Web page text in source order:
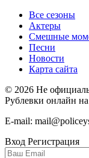
Все сезоны
Актеры
Смешные
Песни
Новости
Карта сайта
© 2026 Не
Рублевки онлайн
E-mail:
Вход Регистрация